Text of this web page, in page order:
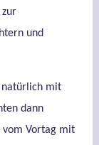
zur
und
natürlich mit
dann
vom Vortag mit